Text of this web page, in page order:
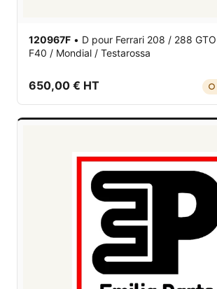
120967F • D pour Ferrari 208 / 288
F40 / Mondial / Testarossa
650,00 € HT ○